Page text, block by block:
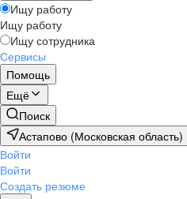
Ищу работу
Ищу работу
Ищу сотрудника
Сервисы
Помощь
Ещё
Поиск
Астапово (Московская область)
Войти
Войти
Создать резюме